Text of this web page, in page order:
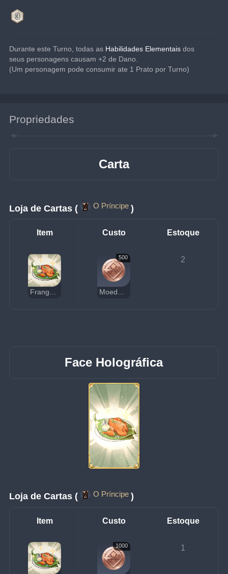
Durante este Turno, todas as Habilidades Elementais dos
seus personagens causam +2 de Dano.
(Um personagem pode consumir ate 1 Prato por Turno)
Propriedades
Carta
Loja de Cartas ( O Príncipe )
Item Custo Estoque
Frango Assado Tandoori
500
Moedas da Sorte
2
Face Holográfica
Loja de Cartas ( O Príncipe )
Item Custo Estoque
1000 1